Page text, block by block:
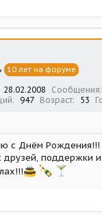
10 лет на форуме
28.02.2008 Сообщения
947 Возраст 53
с Днём Рождения!!!
друзей, поддержки